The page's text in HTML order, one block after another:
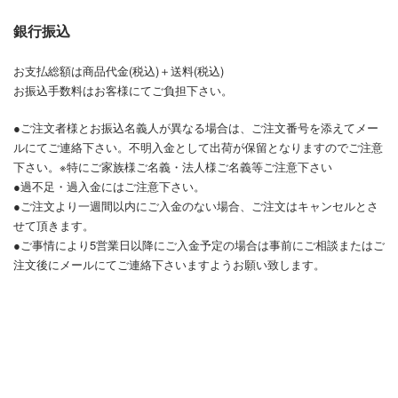
銀行振込
お支払総額は商品代金(税込)＋送料(税込)
お振込手数料はお客様にてご負担下さい。
●ご注文者様とお振込名義人が異なる場合は、ご注文番号を添えてメー
ルにてご連絡下さい。不明入金として出荷が保留となりますのでご注意
下さい。※特にご家族様ご名義・法人様ご名義等ご注意下さい
●過不足・過入金にはご注意下さい。
●ご注文より一週間以内にご入金のない場合、ご注文はキャンセルとさ
せて頂きます。
●ご事情により5営業日以降にご入金予定の場合は事前にご相談またはご
注文後にメールにてご連絡下さいますようお願い致します。